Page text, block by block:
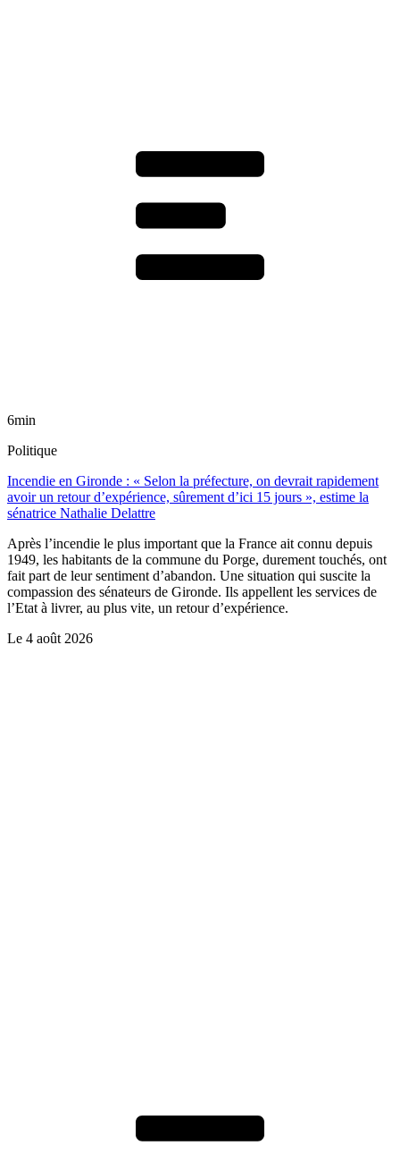
6min
Politique
Incendie en Gironde : « Selon la préfecture, on devrait rapidement
avoir un retour d’expérience, sûrement d’ici 15 jours », estime la
sénatrice Nathalie Delattre
Après l’incendie le plus important que la France ait connu depuis
1949, les habitants de la commune du Porge, durement touchés, ont
fait part de leur sentiment d’abandon. Une situation qui suscite la
compassion des sénateurs de Gironde. Ils appellent les services de
l’Etat à livrer, au plus vite, un retour d’expérience.
Le 4 août 2026